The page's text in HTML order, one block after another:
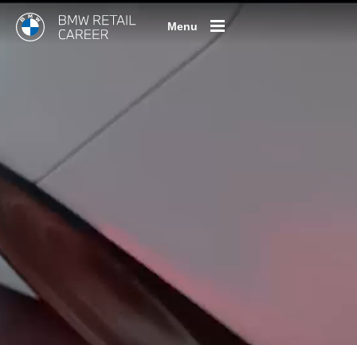
Oferty pracy
Stanowiska pracy
Praktyki i staże
Menu